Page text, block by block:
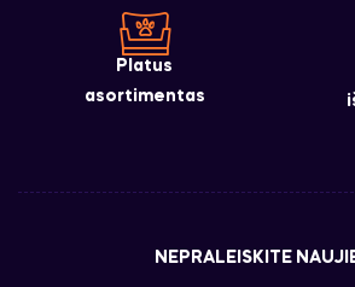
Platus
asortimentas
NEPRALEISKITE